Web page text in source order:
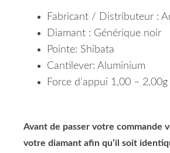
Fabricant / Distributeur :
Diamant : Générique noir
Pointe: Shibata
Cantilever: Aluminium
Force d’appui 1,00 – 2,00g
Avant de passer votre commande
votre diamant afin qu’il soit